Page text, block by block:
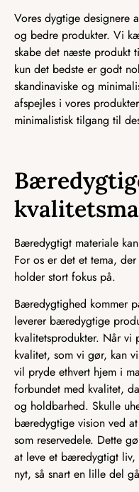
Vores dygtige designere
og bedre produkter. Vi
skabe det næste produkt
kun det bedste er godt
skandinaviske og
afspejles i vores
minimalistisk tilgang til
Bæredygtigt materiale
For os er det et tema,
holder stort fokus på.
Bæredygtighed kommer
leverer bæredygtige
kvalitetsprodukter. Når
kvalitet, som vi gør, kan
vil pryde ethvert hjem i
forbundet med kvalitet,
og holdbarhed. Skulle
bæredygtige vision ved
som reservedele. Dette
at leve et bæredygtigt liv,
nyt, så snart en lille del